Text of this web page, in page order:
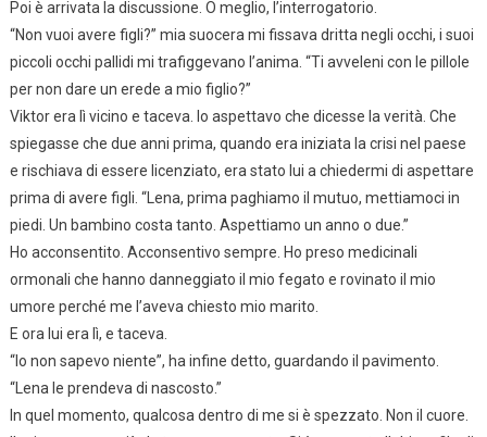
Poi è arrivata la discussione. O meglio, l’interrogatorio.
“Non vuoi avere figli?” mia suocera mi fissava dritta negli occhi, i suoi
piccoli occhi pallidi mi trafiggevano l’anima. “Ti avveleni con le pillole
per non dare un erede a mio figlio?”
Viktor era lì vicino e taceva. Io aspettavo che dicesse la verità. Che
spiegasse che due anni prima, quando era iniziata la crisi nel paese
e rischiava di essere licenziato, era stato lui a chiedermi di aspettare
prima di avere figli. “Lena, prima paghiamo il mutuo, mettiamoci in
piedi. Un bambino costa tanto. Aspettiamo un anno o due.”
Ho acconsentito. Acconsentivo sempre. Ho preso medicinali
ormonali che hanno danneggiato il mio fegato e rovinato il mio
umore perché me l’aveva chiesto mio marito.
E ora lui era lì, e taceva.
“Io non sapevo niente”, ha infine detto, guardando il pavimento.
“Lena le prendeva di nascosto.”
In quel momento, qualcosa dentro di me si è spezzato. Non il cuore.